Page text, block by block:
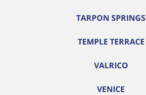
TARPON SPRINGS
TEMPLE TERRACE
VALRICO
VENICE